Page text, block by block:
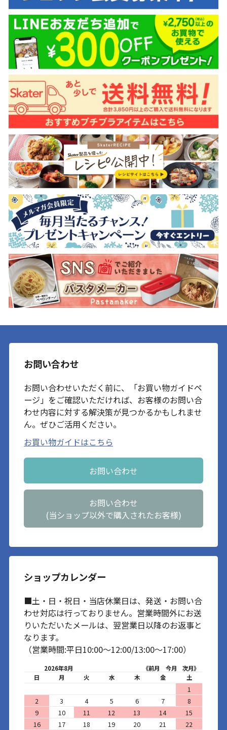
お問い合わせ
お問い合わせいただく前に、「お買い物ガイドペ
ージ」をご確認いただければ、お客様のお問い合
わせ内容に対する解決策が見つかるかもしれませ
ん。ぜひご活用ください。
お買い物ガイドはこちら
お問い合わせ
お問い合わせ
(当ショップ以外で購入されたお客様)
ショップカレンダー
■土・日・祝日・当店休業日は、発送・お問い合
わせ対応は行っておりません。営業時間外にお送
りいただいたメールは、翌営業日以降のお返事と
なります。
（営業時間:平日10:00～12:00/13:00～17:00）
2026年8月 《前月 今月
次月》
日
月 火 水 木 金 土
1
2
3 4 5 6 7
8
9
10 11 12 13 14
15
16
17 18 19 20 21 22